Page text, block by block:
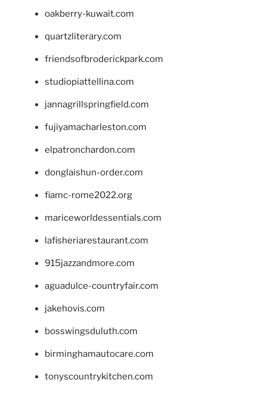
oakberry-kuwait.com
quartzliterary.com
friendsofbroderickpark.com
studiopiattellina.com
jannagrillspringfield.com
fujiyamacharleston.com
elpatronchardon.com
donglaishun-order.com
fiamc-rome2022.org
mariceworldessentials.com
lafisheriarestaurant.com
915jazzandmore.com
aguadulce-countryfair.com
jakehovis.com
bosswingsduluth.com
birminghamautocare.com
tonyscountrykitchen.com